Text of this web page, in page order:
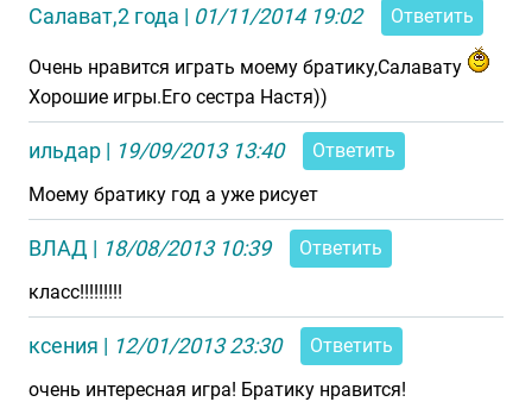
Салават,2 года | 01/11/2014 19:02 Ответить
Очень нравится играть моему братику,Салавату
Хорошие игры.Его сестра Настя))
ильдар | 19/09/2013 13:40
Ответить
Моему братику год а уже рисует
ВЛАД | 18/08/2013 10:39
Ответить
класс!!!!!!!!!
ксения | 12/01/2013 23:30
Ответить
очень интересная игра! Братику нравится!